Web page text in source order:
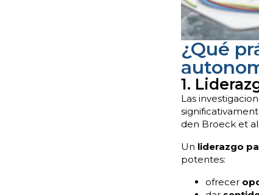
¿Qué
1.
Las
den Broeck et
Un liderazgo
potentes:
ofrecer